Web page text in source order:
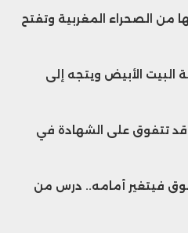
من الصحراء المغربية وتفتح
البيت الأبيض ويتجه إلى
تتفوق على الشهادة في
فيتغير أمامه.. درس من